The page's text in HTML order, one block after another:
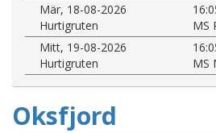
Mär, 18-08-2026
Hurtigruten
MS
Mitt, 19-08-2026
Hurtigruten
MS
Oksfjord